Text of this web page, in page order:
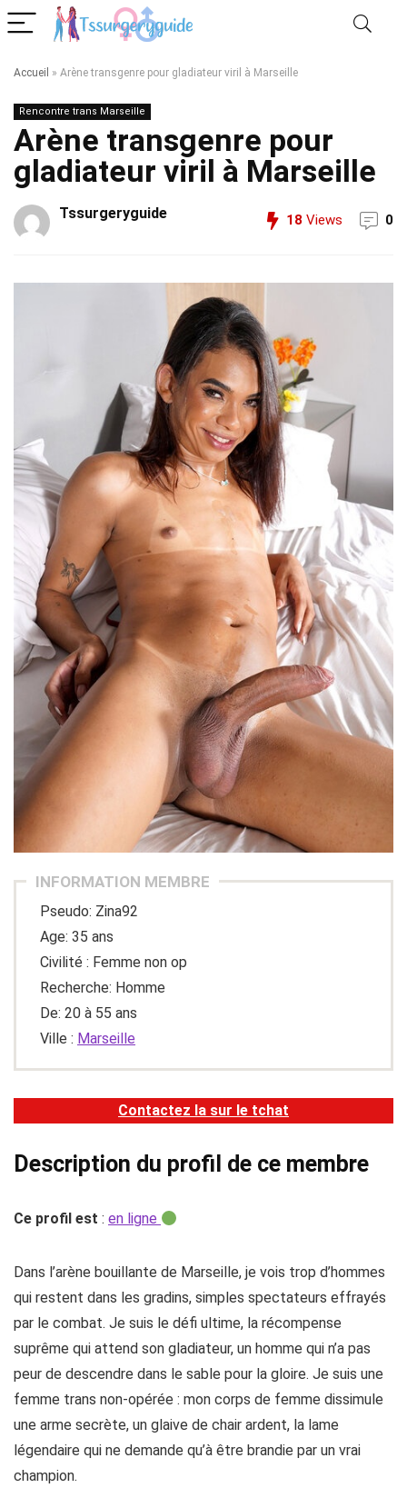
Accueil » Arène transgenre pour gladiateur viril à Marseille
Rencontre trans Marseille
Arène transgenre pour
gladiateur viril à Marseille
Tssurgeryguide 18 Views 0
INFORMATION MEMBRE
Pseudo: Zina92
Age: 35 ans
Civilité : Femme non op
Recherche: Homme
De: 20 à 55 ans
Ville : Marseille
Contactez la sur le tchat
Description du profil de ce membre
Ce profil est : en ligne
Dans l’arène bouillante de Marseille, je vois trop d’hommes
qui restent dans les gradins, simples spectateurs effrayés
par le combat. Je suis le défi ultime, la récompense
suprême qui attend son gladiateur, un homme qui n’a pas
peur de descendre dans le sable pour la gloire. Je suis une
femme trans non-opérée : mon corps de femme dissimule
une arme secrète, un glaive de chair ardent, la lame
légendaire qui ne demande qu’à être brandie par un vrai
champion.